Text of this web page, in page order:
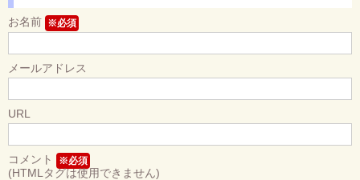
お名前 ※必須
メールアドレス
URL
コメント ※必須
(HTMLタグは使用できません)